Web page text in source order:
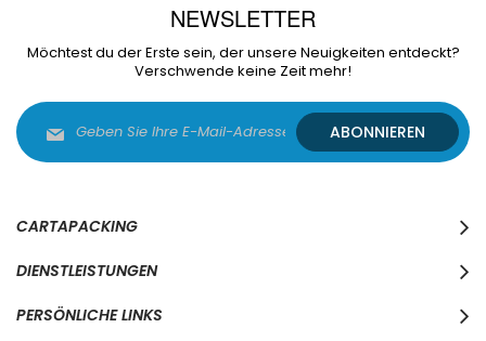
NEWSLETTER
Möchtest du der Erste sein, der unsere Neuigkeiten entdeckt?
Verschwende keine Zeit mehr!
Sie
sich
ABONNIEREN
CARTAPACKING
DIENSTLEISTUNGEN
PERSÖNLICHE LINKS